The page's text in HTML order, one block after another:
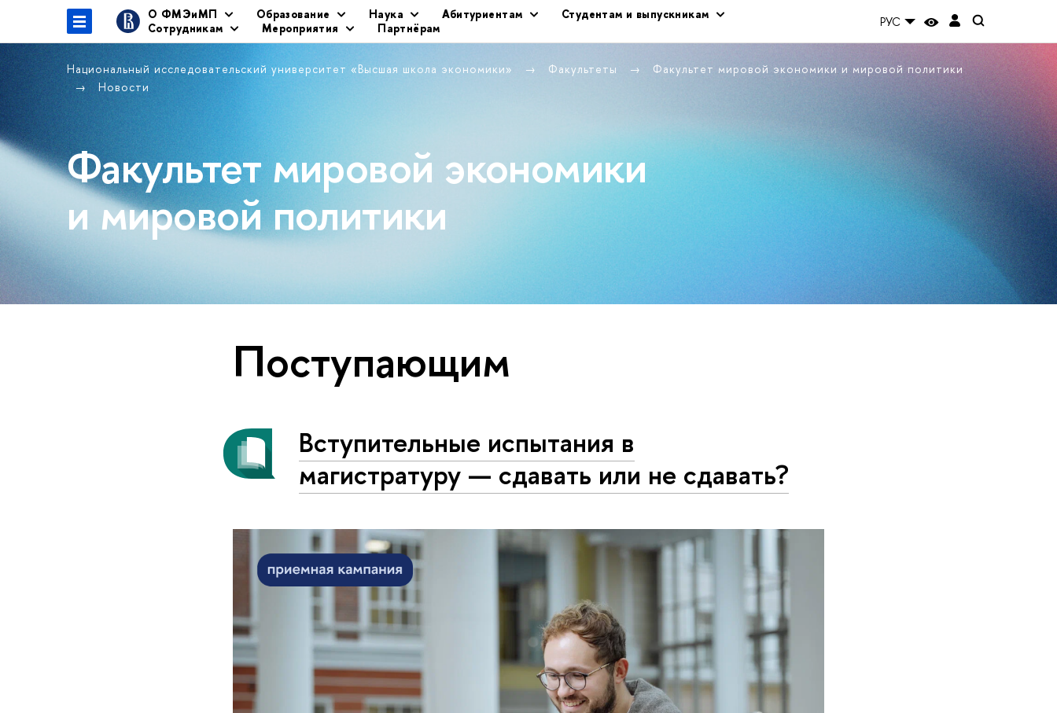
О ФМЭиМП Образование Наука Абитуриентам
Студентам и выпускникам
Сотрудникам
Мероприятия Партнёрам РУС
Национальный исследовательский университет «Высшая школа экономики» Факультеты
Факультет мировой экономики и мировой политики
Новости
Факультет мировой экономики
и мировой политики
Поступающим
Вступительные испытания в
магистратуру — сдавать или не сдавать?